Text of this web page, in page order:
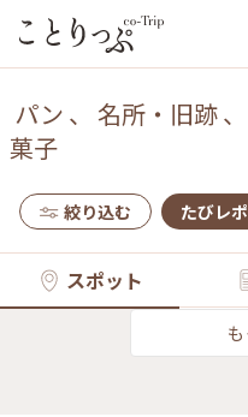
パン 、 名所・旧跡、
菓子
絞り込む たびレポ
スポット